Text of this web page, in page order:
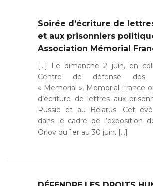
Soirée d’écriture de
et aux prisonniers
Association Mémorial
[…] Le dimanche 2 juin, en
Centre de défense des
« Memorial », Memorial France
d’écriture de lettres aux
Russie et au Bélarus. Cet
dans le cadre de l’exposition
Orlov du 1er au 30 juin. […]